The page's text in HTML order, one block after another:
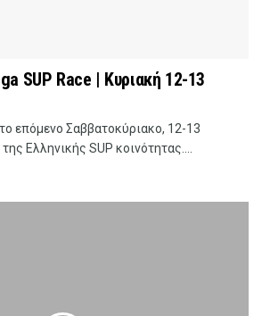
SUP Race | Κυριακή 12-13
επόμενο Σαββατοκύριακο, 12-13
Ελληνικής SUP κοινότητας....